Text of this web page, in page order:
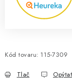
Kód tovaru: 115-7309
Tlač